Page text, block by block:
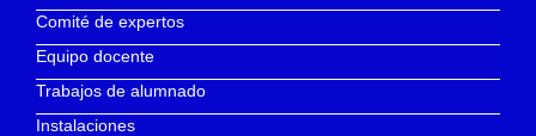
Comité de expertos
Equipo docente
Trabajos de alumnado
Instalaciones